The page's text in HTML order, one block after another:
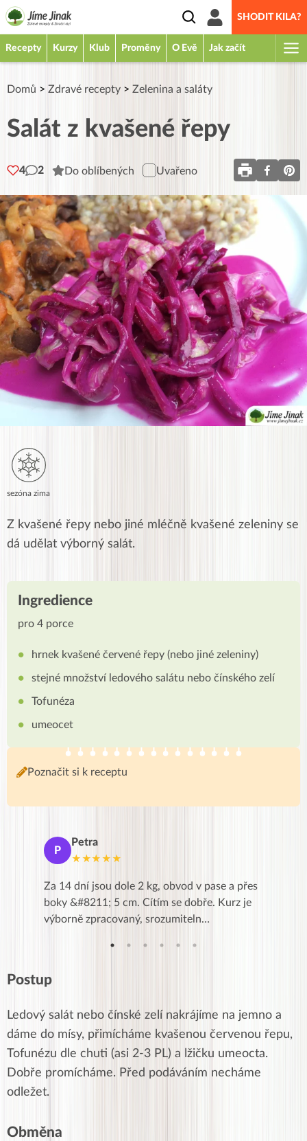
SHODIT KILA?
Recepty Kurzy Klub Proměny O Evě Jak začít
Domů > Zdravé recepty > Zelenina a saláty
Salát z kvašené řepy
4 2 Do oblíbených Uvařeno
sezóna zima
Z kvašené řepy nebo jiné mléčně kvašené zeleniny se
dá udělat výborný salát.
Ingredience
pro 4 porce
hrnek kvašené červené řepy (nebo jiné zeleniny)
stejné množství ledového salátu nebo čínského zelí
Tofunéza
umeocet
Poznačit si k receptu
P
Petra
★★★★★
Za 14 dní jsou dole 2 kg, obvod v pase a přes
boky &#8211; 5 cm. Cítím se dobře. Kurz je
výborně zpracovaný, srozumiteln…
Postup
Ledový salát nebo čínské zelí nakrájíme na jemno a
dáme do mísy, přimícháme kvašenou červenou řepu,
Tofunézu dle chuti (asi 2-3 PL) a lžičku umeocta.
Dobře promícháme. Před podáváním necháme
odležet.
Obměna